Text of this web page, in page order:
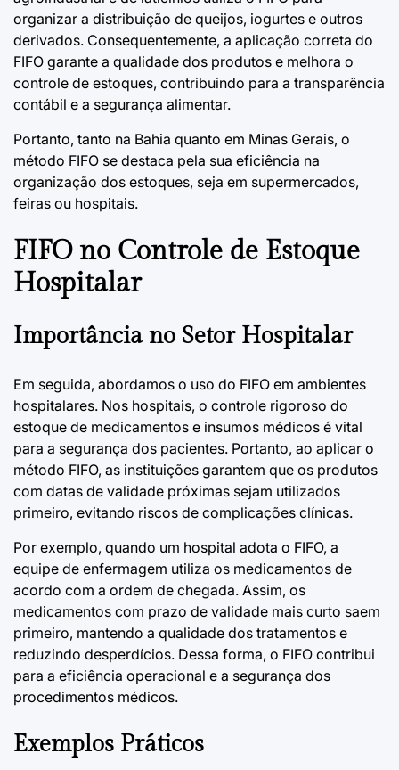
organizar a distribuição de queijos, iogurtes e outros
derivados. Consequentemente, a aplicação correta do
FIFO garante a qualidade dos produtos e melhora o
controle de estoques, contribuindo para a transparência
contábil e a segurança alimentar.
Portanto, tanto na Bahia quanto em Minas Gerais, o
método FIFO se destaca pela sua eficiência na
organização dos estoques, seja em supermercados,
feiras ou hospitais.
FIFO no Controle de Estoque
Hospitalar
Importância no Setor Hospitalar
Em seguida, abordamos o uso do FIFO em ambientes
hospitalares. Nos hospitais, o controle rigoroso do
estoque de medicamentos e insumos médicos é vital
para a segurança dos pacientes. Portanto, ao aplicar o
método FIFO, as instituições garantem que os produtos
com datas de validade próximas sejam utilizados
primeiro, evitando riscos de complicações clínicas.
Por exemplo, quando um hospital adota o FIFO, a
equipe de enfermagem utiliza os medicamentos de
acordo com a ordem de chegada. Assim, os
medicamentos com prazo de validade mais curto saem
primeiro, mantendo a qualidade dos tratamentos e
reduzindo desperdícios. Dessa forma, o FIFO contribui
para a eficiência operacional e a segurança dos
procedimentos médicos.
Exemplos Práticos